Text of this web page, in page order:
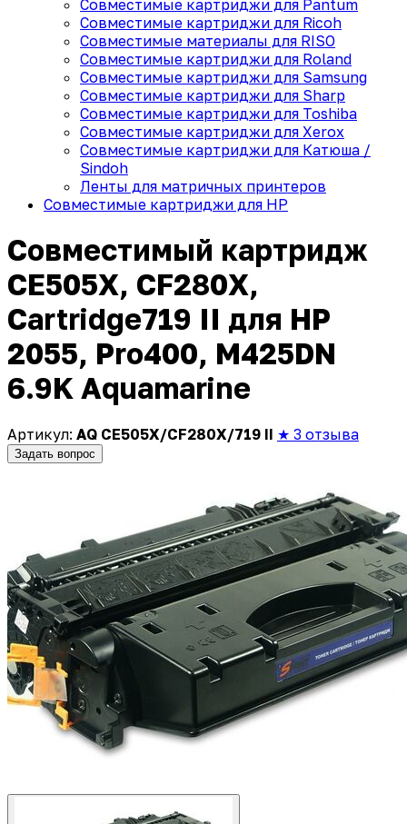
Совместимые картриджи для Pantum
Совместимые картриджи для Ricoh
Совместимые материалы для RISO
Совместимые картриджи для Roland
Совместимые картриджи для Samsung
Совместимые картриджи для Sharp
Совместимые картриджи для Toshiba
Совместимые картриджи для Xerox
Совместимые картриджи для Катюша /
Sindoh
Ленты для матричных принтеров
Совместимые картриджи для HP
Совместимый картридж
CE505X, CF280X,
Cartridge719 II для HP
2055, Pro400, M425DN
6.9K Aquamarine
Артикул: AQ CE505X/CF280X/719 II ★ 3 отзыва
Задать вопрос